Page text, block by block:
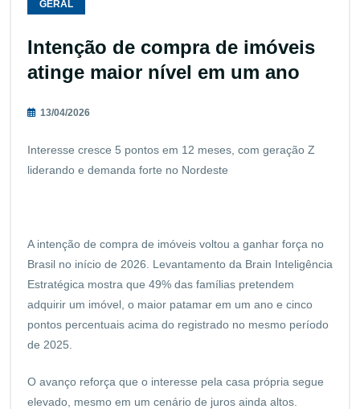
GERAL
Intenção de compra de imóveis
atinge maior nível em um ano
13/04/2026
Interesse cresce 5 pontos em 12 meses, com geração Z
liderando e demanda forte no Nordeste
A intenção de compra de imóveis voltou a ganhar força no
Brasil no início de 2026. Levantamento da Brain Inteligência
Estratégica mostra que 49% das famílias pretendem
adquirir um imóvel, o maior patamar em um ano e cinco
pontos percentuais acima do registrado no mesmo período
de 2025.
O avanço reforça que o interesse pela casa própria segue
elevado, mesmo em um cenário de juros ainda altos.